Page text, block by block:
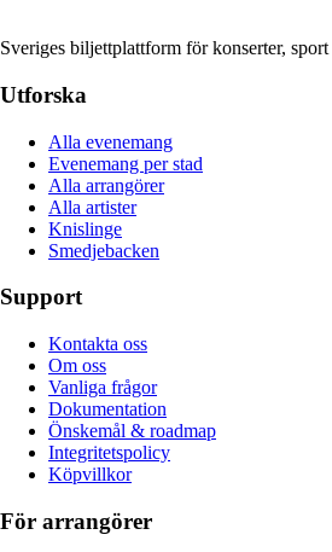
Sveriges biljettplattform för konserter,
Utforska
Alla evenemang
Evenemang per stad
Alla arrangörer
Alla artister
Knislinge
Smedjebacken
Support
Kontakta oss
Om oss
Vanliga frågor
Dokumentation
Önskemål & roadmap
Integritetspolicy
Köpvillkor
För arrangörer